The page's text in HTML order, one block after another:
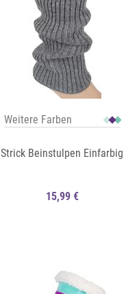
Weitere Farben
Strick Beinstulpen Einfarbig
15,99 €